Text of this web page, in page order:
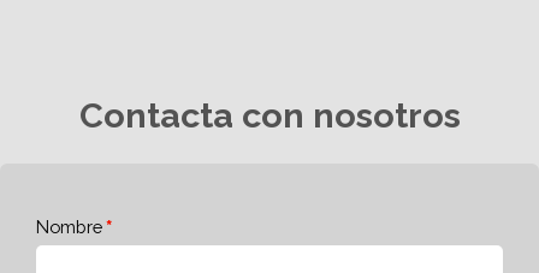
Contacta con nosotros
Nombre